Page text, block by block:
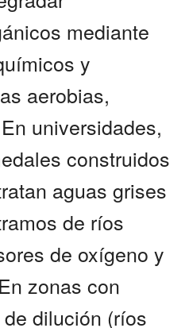
mediante
y
aerobias,
universidades,
construidos
aguas grises
de ríos
de oxígeno y
zonas con
dilución (ríos